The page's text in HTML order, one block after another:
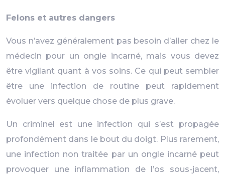
Felons et autres dangers
Vous n’avez généralement pas besoin d’aller chez le
médecin pour un ongle incarné, mais vous devez
être vigilant quant à vos soins. Ce qui peut sembler
être une infection de routine peut rapidement
évoluer vers quelque chose de plus grave.
Un criminel est une infection qui s’est propagée
profondément dans le bout du doigt. Plus rarement,
une infection non traitée par un ongle incarné peut
provoquer une inflammation de l’os sous-jacent,